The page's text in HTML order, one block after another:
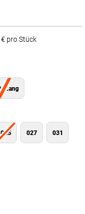
pro Stück
Lang
025 027 031